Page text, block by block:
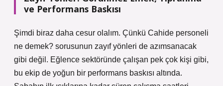
ve Performans Baskısı
Şimdi biraz daha cesur olalım. Çünkü Cahide personeli
ne demek? sorusunun zayıf yönleri de azımsanacak
gibi değil. Eğlence sektöründe çalışan pek çok kişi gibi,
bu ekip de yoğun bir performans baskısı altında.